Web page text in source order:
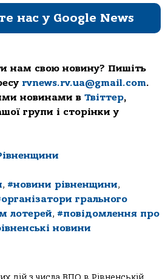
нас у Google News
нам свою новину? Пишіть
rvnews.rv.ua@gmail.com.
новинами в Твіттер,
групи і сторінки у
, #новини рівненщини,
грального
лотерей, #повідомлення про
новини